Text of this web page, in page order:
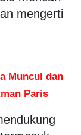
mengerti
Muncul dan
Paris